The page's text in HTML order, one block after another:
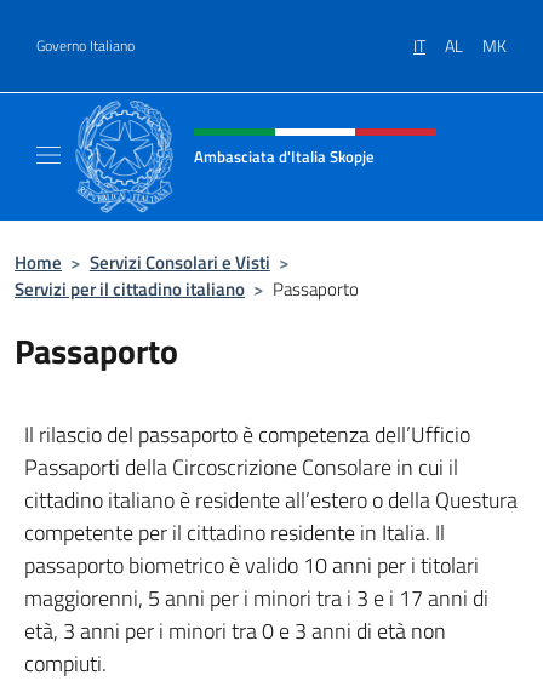
Governo Italiano IT AL MK
Intestazione sito, social e menù
Ambasciata d'Italia Skopje
Home > Servizi Consolari e Visti >
Servizi per il cittadino italiano > Passaporto
Passaporto
Il rilascio del passaporto è competenza dell’Ufficio
Passaporti della Circoscrizione Consolare in cui il
cittadino italiano è residente all’estero o della Questura
competente per il cittadino residente in Italia. Il
passaporto biometrico è valido 10 anni per i titolari
maggiorenni, 5 anni per i minori tra i 3 e i 17 anni di
età, 3 anni per i minori tra 0 e 3 anni di età non
compiuti.